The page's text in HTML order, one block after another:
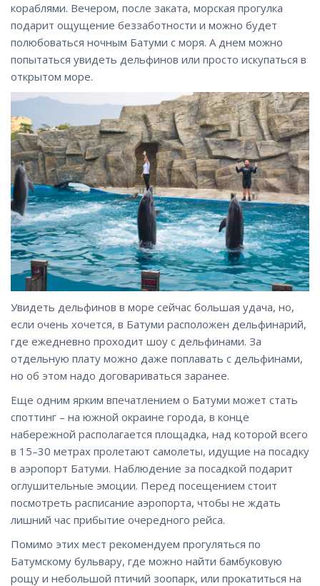
кораблями. Вечером, после заката, морская прогулка
подарит ощущение беззаботности и можно будет
полюбоваться ночным Батуми с моря. А днем можно
попытаться увидеть дельфинов или просто искупаться в
открытом море.
Увидеть дельфинов в море сейчас большая удача, но,
если очень хочется, в Батуми расположен дельфинарий,
где ежедневно проходит шоу с дельфинами. За
отдельную плату можно даже поплавать с дельфинами,
но об этом надо договариваться заранее.
Еще одним ярким впечатлением о Батуми может стать
споттинг – на южной окраине города, в конце
набережной располагается площадка, над которой всего
в 15–30 метрах пролетают самолеты, идущие на посадку
в аэропорт Батуми. Наблюдение за посадкой подарит
оглушительные эмоции. Перед посещением стоит
посмотреть расписание аэропорта, чтобы не ждать
лишний час прибытие очередного рейса.
Помимо этих мест рекомендуем прогуляться по
Батумскому бульвару, где можно найти бамбуковую
рощу и небольшой птичий зоопарк, или прокатиться на